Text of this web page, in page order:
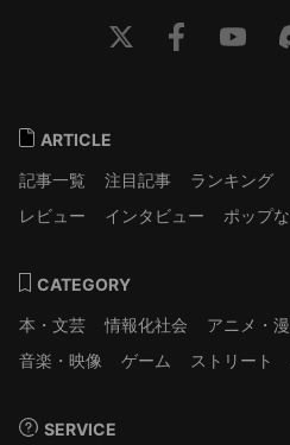
ARTICLE
記事一覧
注目記事 ランキング
レビュー
インタビュー ポップ
CATEGORY
本・文芸
情報化社会 アニメ・
音楽・映像
ゲーム ストリート
SERVICE